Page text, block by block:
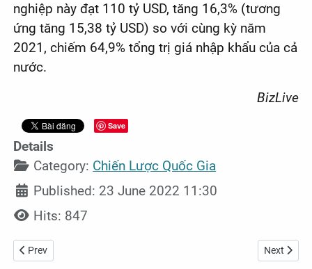
nghiệp này đạt 110 tỷ USD, tăng 16,3% (tương
ứng tăng 15,38 tỷ USD) so với cùng kỳ năm
2021, chiếm 64,9% tổng trị giá nhập khẩu của cả
nước.
BizLive
Save
Details
Category: Chiến Lược Quốc Gia
Published: 23 June 2022 11:30
Hits: 847
Previous article: Vốn đầu tư doanh nghiệp Việt ra nước ngoài tăng
Prev Next
Next